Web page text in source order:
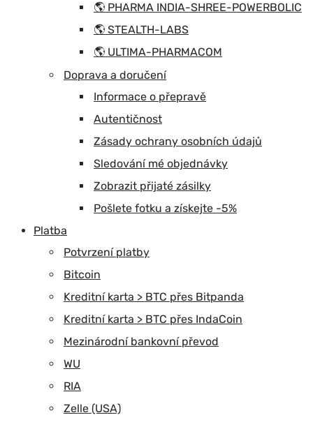
🌎 PHARMA INDIA-SHREE-POWERBOLIC
🌎 STEALTH-LABS
🌎 ULTIMA-PHARMACOM
Doprava a doručení
Informace o přepravě
Autentičnost
Zásady ochrany osobních údajů
Sledování mé objednávky
Zobrazit přijaté zásilky
Pošlete fotku a získejte -5%
Platba
Potvrzení platby
Bitcoin
Kreditní karta > BTC přes Bitpanda
Kreditní karta > BTC přes IndaCoin
Mezinárodní bankovní převod
WU
RIA
Zelle (USA)